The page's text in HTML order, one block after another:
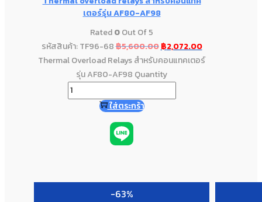
เตอร์รุ่น AF80-AF98
Rated0Out Of 5
รหัสสินค้า: TF96-68฿5,600.00฿2,072.00
Thermal Overload Relays สำหรับคอนแทคเตอร์
รุ่น AF80-AF98 Quantity
ใส่ตระกร้า
-63%